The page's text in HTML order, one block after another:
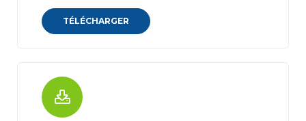
TÉLÉCHARGER